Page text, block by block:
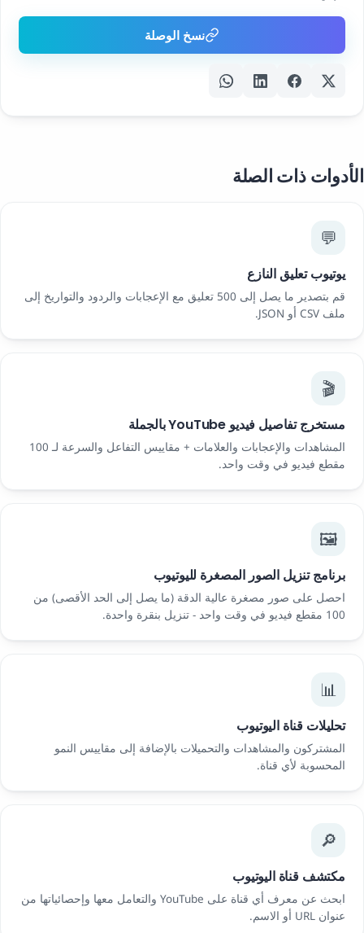
نسخ الوصلة
الأدوات ذات الصلة
💬
يوتيوب تعليق النازع
قم بتصدير ما يصل إلى 500 تعليق مع الإعجابات والردود والتواريخ إلى
ملف CSV أو JSON.
🎬
مستخرج تفاصيل فيديو YouTube بالجملة
المشاهدات والإعجابات والعلامات + مقاييس التفاعل والسرعة لـ 100
مقطع فيديو في وقت واحد.
🖼️
برنامج تنزيل الصور المصغرة لليوتيوب
احصل على صور مصغرة عالية الدقة (ما يصل إلى الحد الأقصى) من
100 مقطع فيديو في وقت واحد - تنزيل بنقرة واحدة.
📊
تحليلات قناة اليوتيوب
المشتركون والمشاهدات والتحميلات بالإضافة إلى مقاييس النمو
المحسوبة لأي قناة.
🔎
مكتشف قناة اليوتيوب
ابحث عن معرف أي قناة على YouTube والتعامل معها وإحصائياتها من
عنوان URL أو الاسم.